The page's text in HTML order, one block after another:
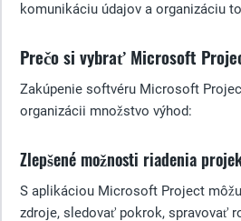
komunikáciu údajov a organizáciu
Prečo si vybrať Microsoft
Zakúpenie softvéru Microsoft
organizácii množstvo výhod:
Zlepšené možnosti riadenia
S aplikáciou Microsoft Project
zdroje, sledovať pokrok, spravovať